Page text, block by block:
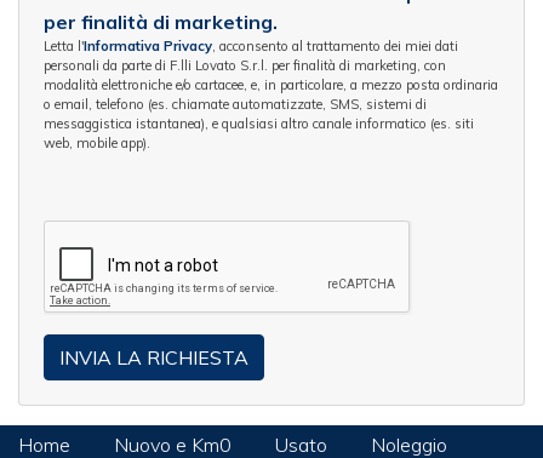
per finalità di marketing.
Letta l'Informativa Privacy , acconsento al trattamento dei miei dati
personali da parte di F.lli Lovato S.r.l. per finalità di marketing, con
modalità elettroniche e/o cartacee, e, in particolare, a mezzo posta ordinaria
o email, telefono (es. chiamate automatizzate, SMS, sistemi di
messaggistica istantanea), e qualsiasi altro canale informatico (es. siti
web, mobile app).
Home Nuovo e Km0 Usato
Noleggio